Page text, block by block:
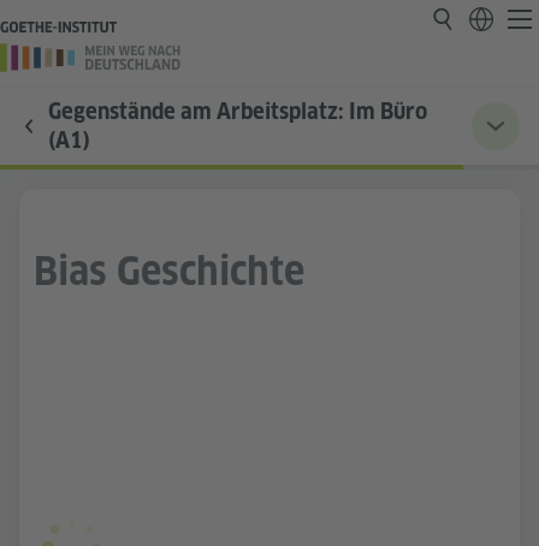
Gegenstände am Arbeitsplatz: Im Büro
(A1)
Bias Geschichte